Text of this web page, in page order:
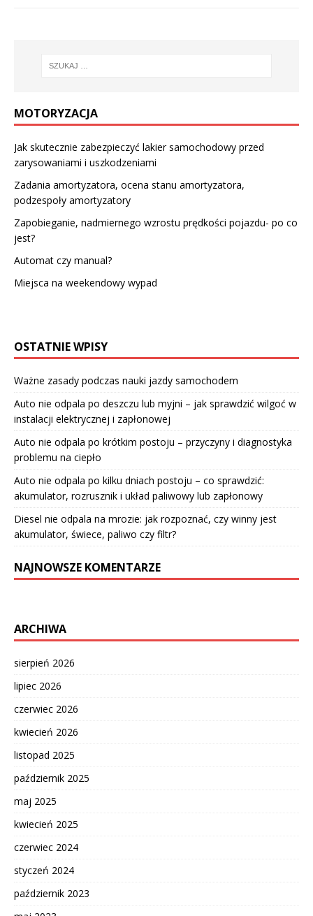
MOTORYZACJA
Jak skutecznie zabezpieczyć lakier samochodowy przed
zarysowaniami i uszkodzeniami
Zadania amortyzatora, ocena stanu amortyzatora,
podzespoły amortyzatory
Zapobieganie, nadmiernego wzrostu prędkości pojazdu- po co
jest?
Automat czy manual?
Miejsca na weekendowy wypad
OSTATNIE WPISY
Ważne zasady podczas nauki jazdy samochodem
Auto nie odpala po deszczu lub myjni – jak sprawdzić wilgoć w
instalacji elektrycznej i zapłonowej
Auto nie odpala po krótkim postoju – przyczyny i diagnostyka
problemu na ciepło
Auto nie odpala po kilku dniach postoju – co sprawdzić:
akumulator, rozrusznik i układ paliwowy lub zapłonowy
Diesel nie odpala na mrozie: jak rozpoznać, czy winny jest
akumulator, świece, paliwo czy filtr?
NAJNOWSZE KOMENTARZE
ARCHIWA
sierpień 2026
lipiec 2026
czerwiec 2026
kwiecień 2026
listopad 2025
październik 2025
maj 2025
kwiecień 2025
czerwiec 2024
styczeń 2024
październik 2023